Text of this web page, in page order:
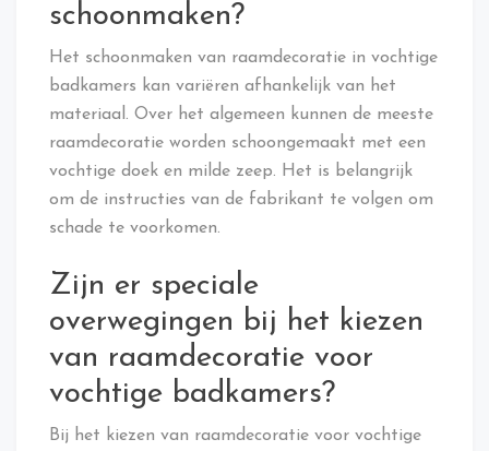
schoonmaken?
Het schoonmaken van raamdecoratie in vochtige
badkamers kan variëren afhankelijk van het
materiaal. Over het algemeen kunnen de meeste
raamdecoratie worden schoongemaakt met een
vochtige doek en milde zeep. Het is belangrijk
om de instructies van de fabrikant te volgen om
schade te voorkomen.
Zijn er speciale
overwegingen bij het kiezen
van raamdecoratie voor
vochtige badkamers?
Bij het kiezen van raamdecoratie voor vochtige